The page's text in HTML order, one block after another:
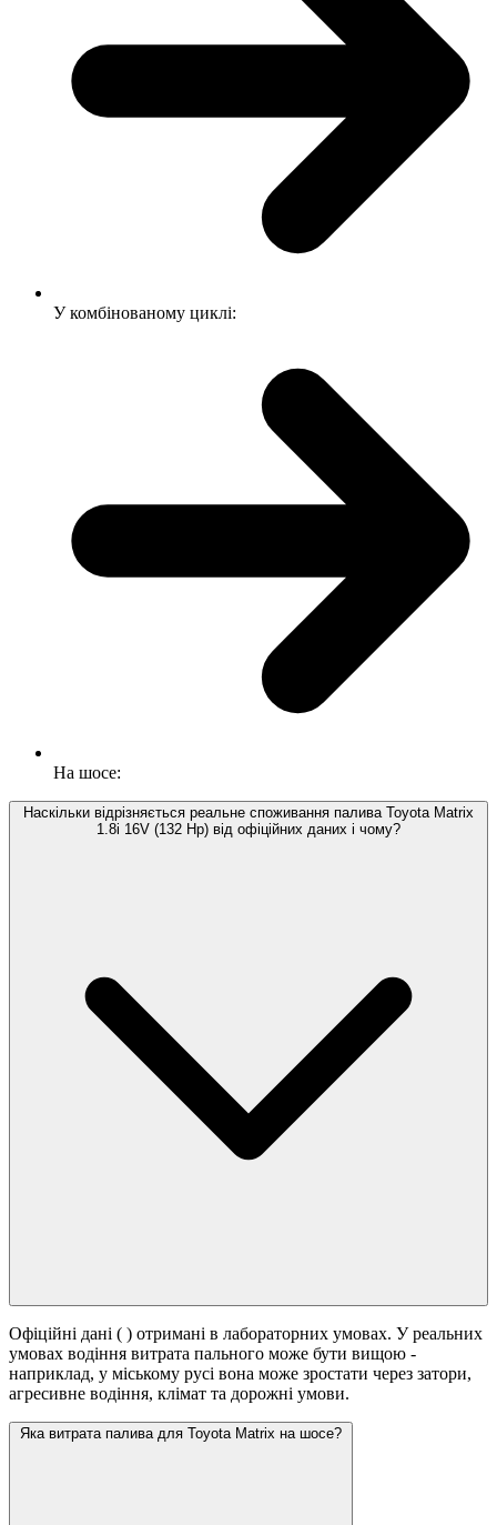
У комбінованому циклі:
На шосе:
Наскільки відрізняється реальне споживання палива Toyota Matrix
1.8i 16V (132 Hp) від офіційних даних і чому?
Офіційні дані ( ) отримані в лабораторних умовах. У реальних
умовах водіння витрата пального може бути вищою -
наприклад, у міському русі вона може зростати через затори,
агресивне водіння, клімат та дорожні умови.
Яка витрата палива для Toyota Matrix на шосе?